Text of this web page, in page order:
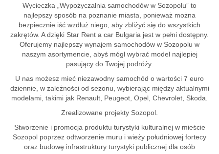
Wycieczka „Wypożyczalnia samochodów w Sozopolu” to
najlepszy sposób na poznanie miasta, ponieważ można
bezpiecznie iść wzdłuż niego, aby zbliżyć się do wszystkich
zakrętów. A dzięki Star Rent a car Bułgaria jest w pełni dostępny.
Oferujemy najlepszy wynajem samochodów w Sozopolu w
naszym asortymencie, abyś mógł wybrać model najlepiej
pasujący do Twojej podróży.
U nas możesz mieć niezawodny samochód o wartości 7 euro
dziennie, w zależności od sezonu, wybierając między aktualnymi
modelami, takimi jak Renault, Peugeot, Opel, Chevrolet, Skoda.
Zrealizowane projekty Sozopol.
Stworzenie i promocja produktu turystyki kulturalnej w mieście
Sozopol poprzez odtworzenie muru i wieży południowej fortecy
oraz budowę infrastruktury turystyki publicznej dla osób